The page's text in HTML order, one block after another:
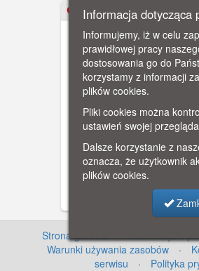
Wilhelma I. Zniszczony w
rozebrano pozostałości w
ok. 1900
Gdańsk - Siedlce
Schidlitz), ul. Kartuska
Ul. Kartuska, Gdańsk -
Widoczne tory tramwajowe
Emaus. W perspektywie
kościoła ewangelickiego
wybudowanego po
Siedlcach parafii
Wieża ta była wzorowana na
Gdańsku. Kościół ten otwarto
uroczyście 17 IX 1901 r.
Strona główna · Informacje o
Warunki używania zasobów
·
serwisu
· Polityka
Informacja dotycząca
Informujemy, iż w celu
prawidłowej pracy
dostosowania go do
korzystamy z informacji
plików cookies.
Pliki cookies można
ustawień swojej
Dalsze korzystanie z
oznacza, że użytkownik
plików cookies.